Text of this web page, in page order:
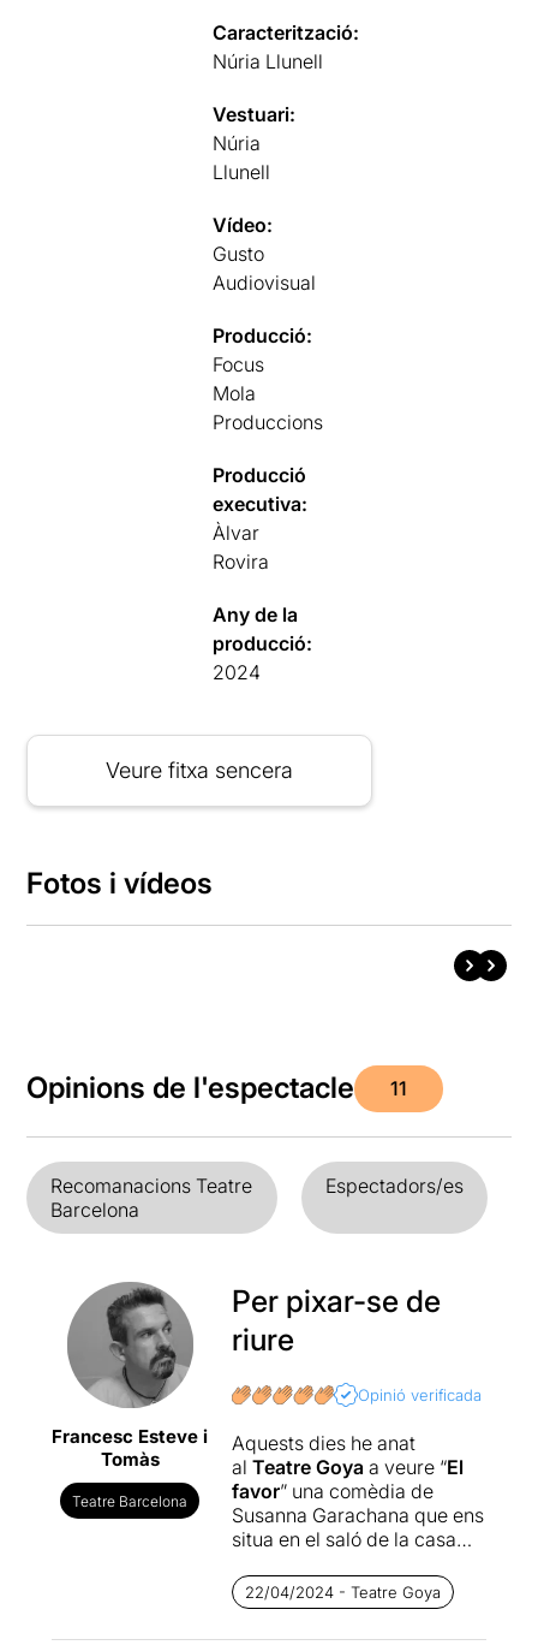
Caracterització:
Núria Llunell
Vestuari:
Núria
Llunell
Vídeo:
Gusto
Audiovisual
Producció:
Focus
Mola
Produccions
Producció
executiva:
Àlvar
Rovira
Any de la
producció:
2024
Veure fitxa sencera
Fotos i vídeos
Opinions de l'espectacle 11
Recomanacions Teatre
Barcelona
Espectadors/es
Francesc Esteve i
Tomàs
Teatre Barcelona
Per pixar-se de
riure
Opinió verificada
Aquests dies he anat
al Teatre Goya a veure “El
favor” una comèdia de
Susanna Garachana que ens
situa en el saló de la casa
els seus millors amics per
demanar-los un “petit” favor.
22/04/2024 - Teatre Goya